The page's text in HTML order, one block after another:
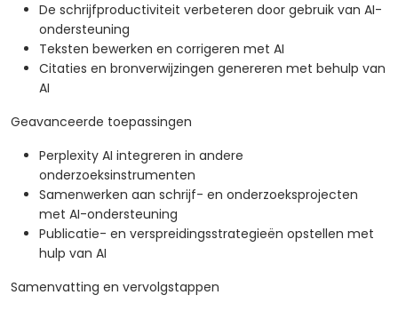
De schrijfproductiviteit verbeteren door gebruik van AI-
ondersteuning
Teksten bewerken en corrigeren met AI
Citaties en bronverwijzingen genereren met behulp van
AI
Geavanceerde toepassingen
Perplexity AI integreren in andere
onderzoeksinstrumenten
Samenwerken aan schrijf- en onderzoeksprojecten
met AI-ondersteuning
Publicatie- en verspreidingsstrategieën opstellen met
hulp van AI
Samenvatting en vervolgstappen